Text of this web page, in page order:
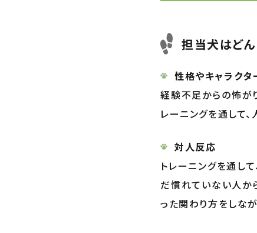
担当犬はどん
性格やキャラクタ
経験不足からの怖が
レーニングを通して
対人反応
トレーニングを通し
だ慣れていない人か
った関わり方をしな